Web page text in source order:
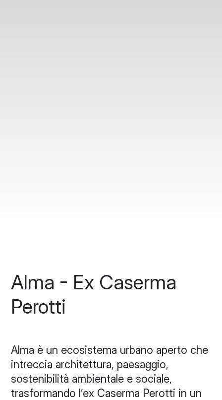
Alma - Ex Caserma
Perotti
Alma è un ecosistema urbano aperto che
intreccia architettura, paesaggio,
sostenibilità ambientale e sociale,
trasformando l’ex Caserma Perotti in un